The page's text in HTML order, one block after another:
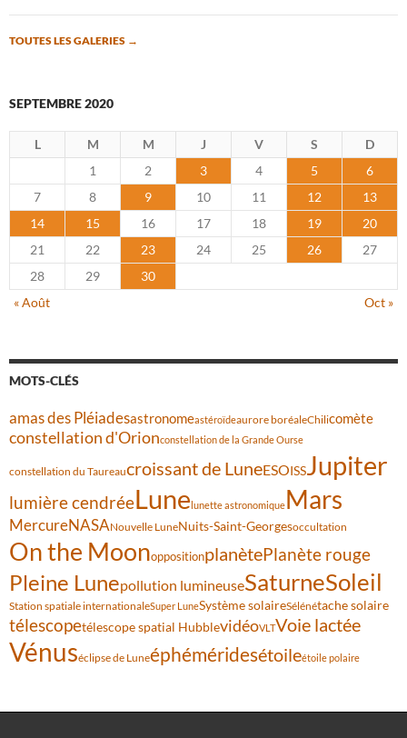
TOUTES LES GALERIES →
SEPTEMBRE 2020
L M M J V S
D
1
2 3 4 5
6
7
8 9 10 11 12
13
14
15 16 17 18 19
20
21
22 23 24 25 26
27
28
29
30
« Août
Oct »
MOTS-CLÉS
amas des Pléiadesastronomeastéroïdeaurore boréaleChilicomète
constellation d'Orionconstellation de la Grande Ourse
constellation du Taureaucroissant de LuneESOISSJupiter
lumière cendréeLunelunette astronomiqueMars
MercureNASANouvelle LuneNuits-Saint-Georgesoccultation
On the MoonoppositionplanètePlanète rouge
Pleine Lunepollution lumineuseSaturneSoleil
Station spatiale internationaleSuper LuneSystème solaireSélénétache solaire
télescopetélescope spatial HubblevidéoVLTVoie lactée
Vénuséclipse de Luneéphéméridesétoileétoile polaire